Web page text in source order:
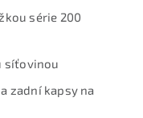
série 200
síťovinou
zadní kapsy na